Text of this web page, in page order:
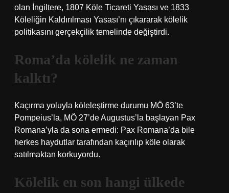
olan İngiltere, 1807 Köle Ticareti Yasası ve 1833
Köleliğin Kaldırılması Yasası’nı çıkararak kölelik
politikasını gerçekçilik temelinde değiştirdi.
Roma’da kölelik ne zaman
kalktı?
Kaçırma yoluyla köleleştirme durumu MÖ 63’te
Pompeius’la, MÖ 27’de Augustus’la başlayan Pax
Romana’yla da sona ermedi: Pax Romana’da bile
herkes haydutlar tarafından kaçırılıp köle olarak
satılmaktan korkuyordu.
Kölelik en son hangi ülkede